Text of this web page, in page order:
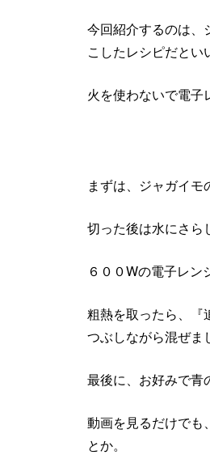
今回紹介するのは、
こしたレシピだとい
火を使わないで電子
まずは、ジャガイモ
切った後は水にさら
６００Wの電子レン
粗熱を取ったら、『
つぶしながら混ぜま
最後に、お好みで青
動画を見るだけでも
とか。